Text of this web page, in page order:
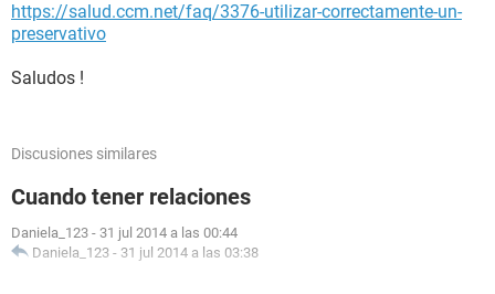
https://salud.ccm.net/faq/3376-utilizar-correctamente-un-
preservativo
Saludos !
Discusiones similares
Cuando tener relaciones
Daniela_123 - 31 jul 2014 a las 00:44
Daniela_123 - 31 jul 2014 a las 03:38